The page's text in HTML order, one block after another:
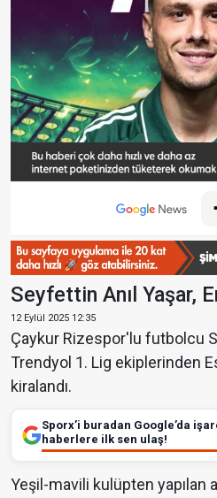
Seyfettin Anıl Yaşar,
12 Eylül 2025 12:35
Çaykur Rizespor'lu futbolcu
Trendyol 1. Lig ekiplerinden
kiralandı.
Sporx’i buradan Google’da
haberlere ilk sen ulaş!
Yeşil-mavili kulüpten yapılan